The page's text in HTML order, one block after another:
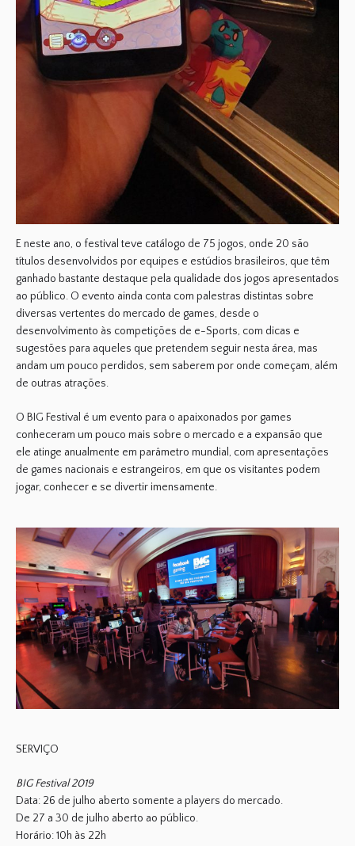
E neste ano, o festival teve catálogo de 75 jogos, onde 20 são
títulos desenvolvidos por equipes e estúdios brasileiros, que têm
ganhado bastante destaque pela qualidade dos jogos apresentados
ao público. O evento ainda conta com palestras distintas sobre
diversas vertentes do mercado de games, desde o
desenvolvimento às competições de e-Sports, com dicas e
sugestões para aqueles que pretendem seguir nesta área, mas
andam um pouco perdidos, sem saberem por onde começam, além
de outras atrações.
O BIG Festival é um evento para o apaixonados por games
conheceram um pouco mais sobre o mercado e a expansão que
ele atinge anualmente em parâmetro mundial, com apresentações
de games nacionais e estrangeiros, em que os visitantes podem
jogar, conhecer e se divertir imensamente.
SERVIÇO
BIG Festival 2019
Data: 26 de julho aberto somente a players do mercado.
De 27 a 30 de julho aberto ao público.
Horário: 10h às 22h